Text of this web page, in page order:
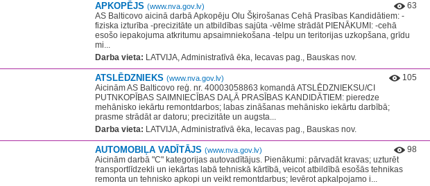
APKOPĒJS (www.nva.gov.lv)
63
AS Balticovo aicinā darbā Apkopēju Olu Šķirošanas Cehā Prasības Kandidātiem: -
fiziska izturība -precizitāte un atbildības sajūta -vēlme strādāt PIENĀKUMI: -cehā
esošo iepakojuma atkritumu apsaimniekošana -telpu un teritorijas uzkopšana, grīdu
mi...
Darba vieta: LATVIJA, Administratīvā ēka, Iecavas pag., Bauskas nov.
ATSLĒDZNIEKS (www.nva.gov.lv)
105
Aicinām AS Balticovo reģ. nr. 40003058863 komandā ATSLĒDZNIEKSU/CI
PUTNKOPĪBAS SAIMNIECĪBAS DAĻĀ PRASĪBAS KANDIDĀTIEM: pieredze
mehānisko iekārtu remontdarbos; labas zināšanas mehānisko iekārtu darbībā;
prasme strādāt ar datoru; precizitāte un augsta...
Darba vieta: LATVIJA, Administratīvā ēka, Iecavas pag., Bauskas nov.
AUTOMOBIĻA VADĪTĀJS (www.nva.gov.lv)
98
Aicinām darbā "C" kategorijas autovadītājus. Pienākumi: pārvadāt kravas; uzturēt
transportlīdzekli un iekārtas labā tehniskā kārtībā, veicot atbildībā esošās tehnikas
remonta un tehnisko apkopi un veikt remontdarbus; Ievērot apkalpojamo i...